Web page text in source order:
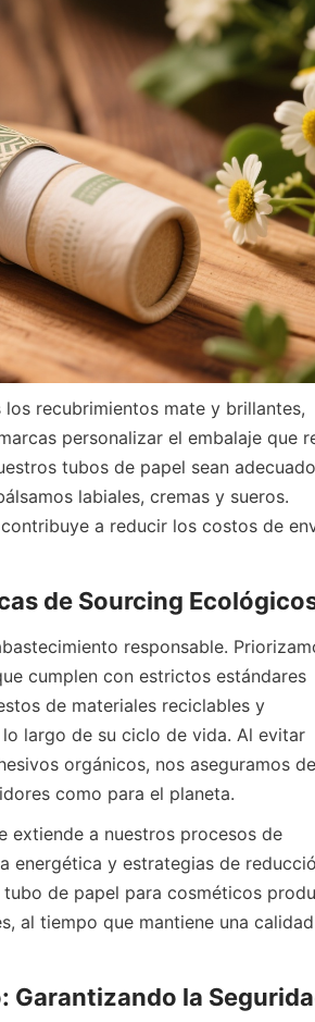
personalizar el embalaje que
tubos de papel sean
labiales, cremas y sueros.
a reducir los costos de
cumplen con estrictos estándares
de materiales reciclables y
largo de su ciclo de vida. Al evitar
orgánicos, nos aseguramos
como para el planeta.
energética y estrategias de
de papel para cosméticos
al tiempo que mantiene una
Garantizando la